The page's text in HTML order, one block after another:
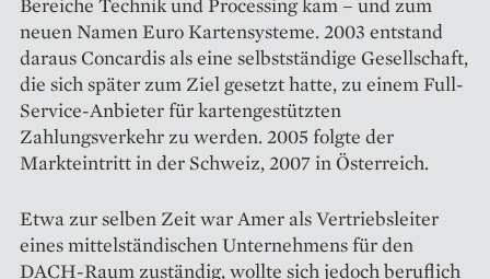
neuen Namen Euro Kartensysteme. 2003 entstand
daraus Concardis als eine selbstständige Gesellschaft,
die sich später zum Ziel gesetzt hatte, zu einem Full-
Service-Anbieter für kartengestützten
Zahlungsverkehr zu werden. 2005 folgte der
Markteintritt in der Schweiz, 2007 in Österreich.
Etwa zur selben Zeit war Amer als Vertriebsleiter
eines mittelständischen Unternehmens für den
DACH-Raum zuständig, wollte sich jedoch beruflich